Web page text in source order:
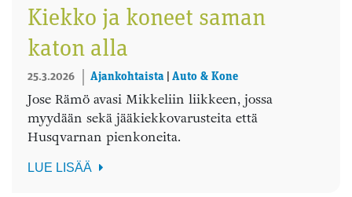
Kiekko ja koneet saman
katon alla
25.3.2026 Ajankohtaista Auto & Kone
Jose Rämö avasi Mikkeliin liikkeen, jossa
myydään sekä jääkiekkovarusteita että
Husqvarnan pienkoneita.
LUE LISÄÄ